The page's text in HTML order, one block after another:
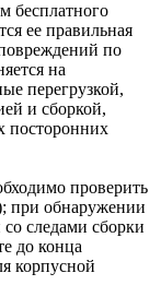
бесплатного
ее правильная
по
на
перегрузкой,
и сборкой,
посторонних
проверить
при обнаружении
со следами сборки
до конца
корпусной